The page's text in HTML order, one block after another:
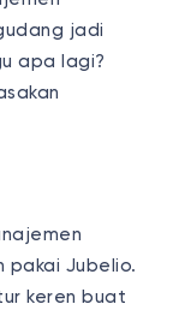
jadi
apa lagi?
pakai Jubelio.
keren buat